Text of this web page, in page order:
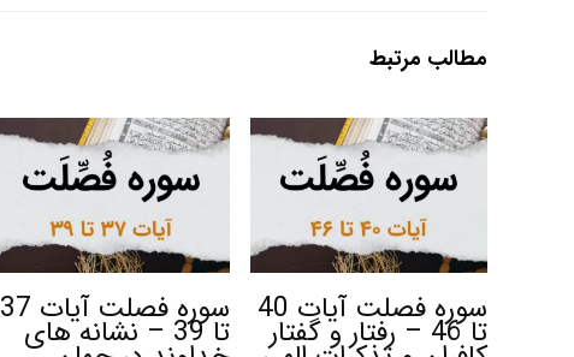
مطالب مرتبط
سوره فصلت آیات 40
تا 46 – رفتار و گفتار
سوره فصلت آیات 37
تا 39 – نشانه های